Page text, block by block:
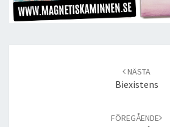
NÄSTA
Biexistens
FÖREGÅENDE